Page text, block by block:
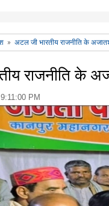
» अटल जी भारतीय राजनीति के
राजनीति के
PM